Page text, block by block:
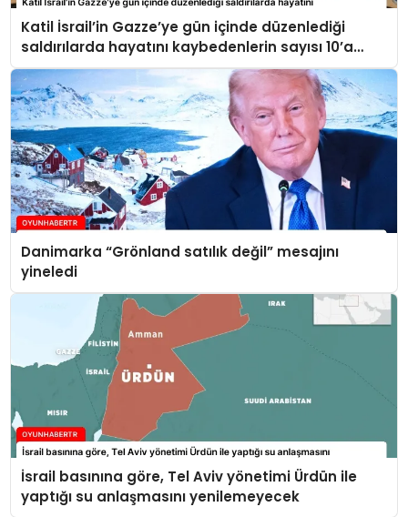
Katil İsrail’in Gazze’ye gün içinde düzenlediği
saldırılarda hayatını kaybedenlerin sayısı 10’a
yükseldi
Danimarka “Grönland satılık değil” mesajını
yineledi
İsrail basınına göre, Tel Aviv yönetimi Ürdün ile
yaptığı su anlaşmasını yenilemeyecek